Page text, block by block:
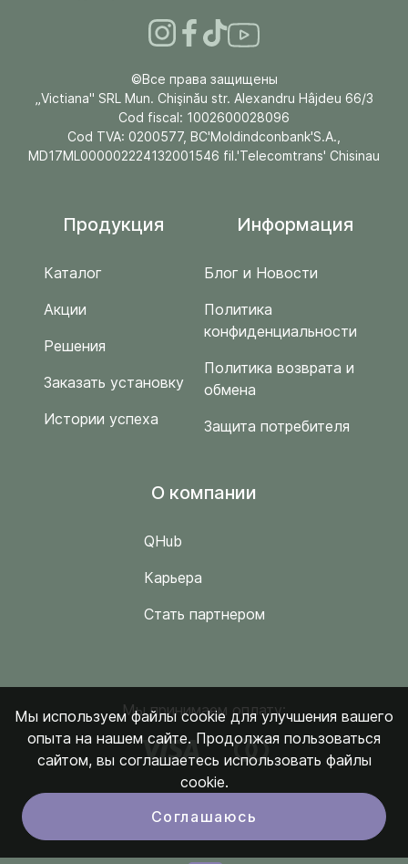
©Все права защищены
„Victiana" SRL Mun. Chişinău str. Alexandru Hâjdeu 66/3
Cod fiscal: 1002600028096
Cod TVA: 0200577, BC'Moldindconbank'S.A.,
MD17ML000002224132001546 fil.'Telecomtrans' Chisinau
Продукция
Каталог
Акции
Решения
Заказать установку
Истории успеха
Информация
Блог и Новости
Политика
конфиденциальности
Политика возврата и
обмена
Защита потребителя
O компании
QHub
Карьера
Стать партнером
Мы принимаем оплату:
Мы используем файлы cookie для улучшения вашего
опыта на нашем сайте. Продолжая пользоваться
сайтом, вы соглашаетесь использовать файлы
cookie.
Соглашаюсь